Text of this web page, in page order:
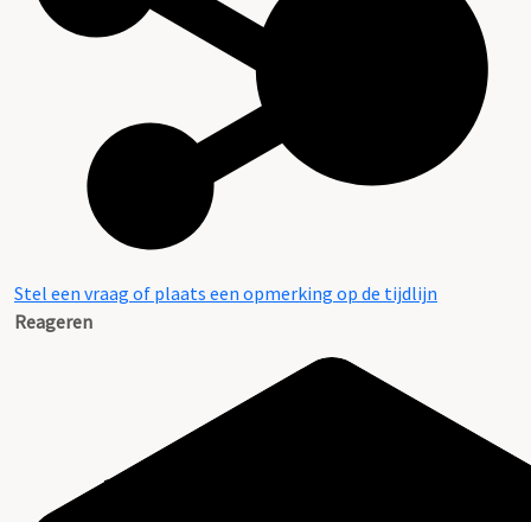
Stel een vraag of plaats een opmerking op de tijdlijn
Reageren